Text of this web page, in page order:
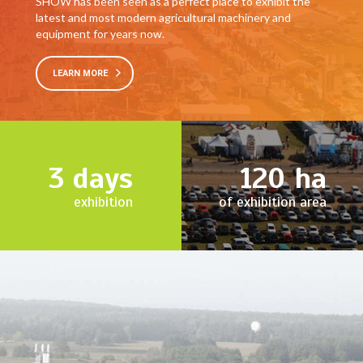
latest and most modern agricultural machinery and
equipment for years now.
LEARN MORE
3 days
exhibition
120ha
of exhibition area